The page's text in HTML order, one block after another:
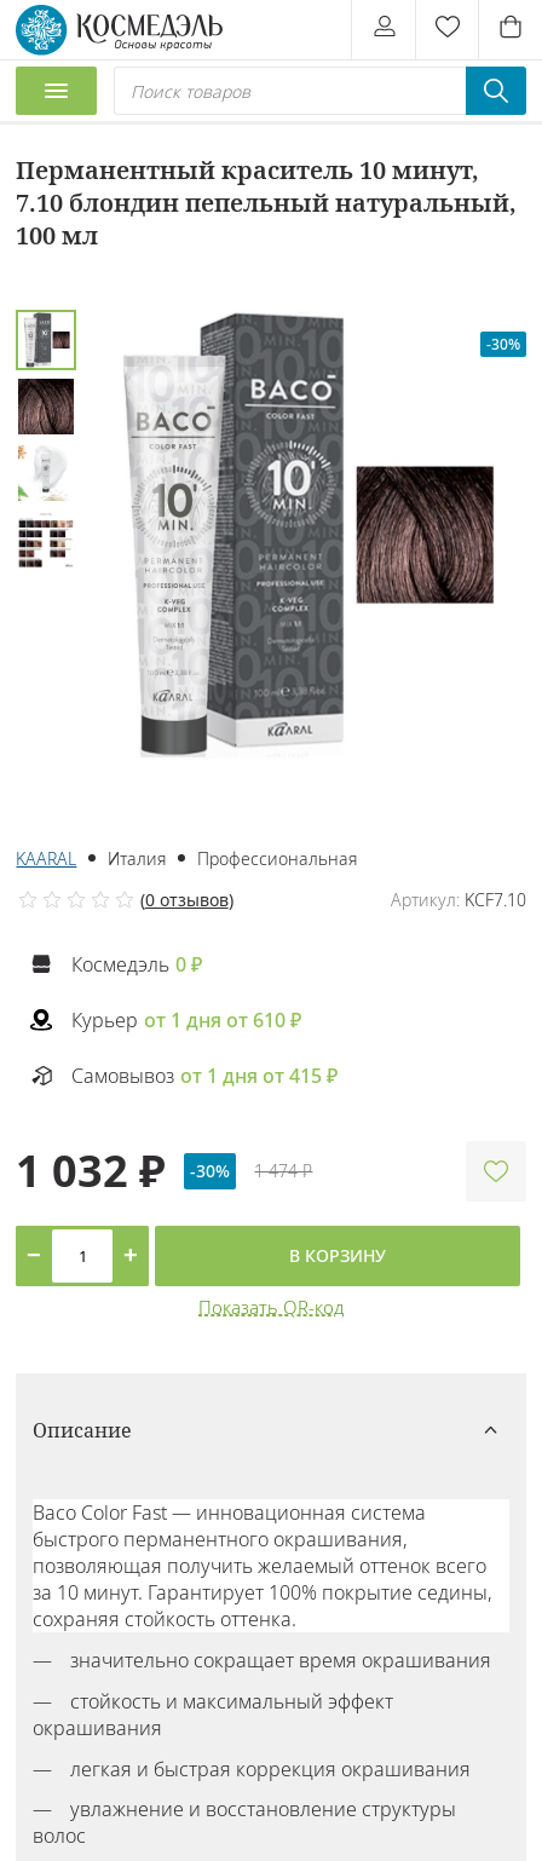
Перманентный краситель 10 минут,
7.10 блондин пепельный натуральный,
100 мл
-30%
KAARAL Италия
Профессиональная
Артикул:KCF7.10
(0 отзывов)
Космедэль 0 ₽
Курьер от 1 дня от 610 ₽
Самовывоз от 1 дня от 415 ₽
1 032 ₽ -30% 1 474 ₽
− + В КОРЗИНУ
Показать QR-код
Описание
Baco Color Fast — инновационная система
быстрого перманентного окрашивания,
позволяющая получить желаемый оттенок всего
за 10 минут. Гарантирует 100% покрытие седины,
сохраняя стойкость оттенка.
значительно сокращает время окрашивания
стойкость и максимальный эффект
окрашивания
легкая и быстрая коррекция окрашивания
увлажнение и восстановление структуры
волос